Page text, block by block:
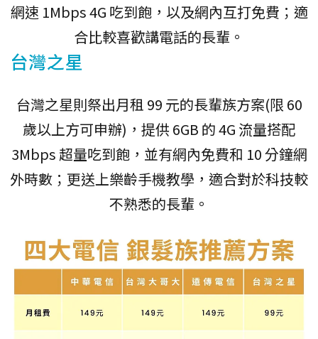
網速 1Mbps 4G 吃到飽，以及網內互打免費；適
合比較喜歡講電話的長輩。
台灣之星
台灣之星則祭出月租 99 元的長輩族方案(限 60
歲以上方可申辦)，提供 6GB 的 4G 流量搭配
3Mbps 超量吃到飽，並有網內免費和 10 分鐘網
外時數；更送上樂齡手機教學，適合對於科技較
不熟悉的長輩。